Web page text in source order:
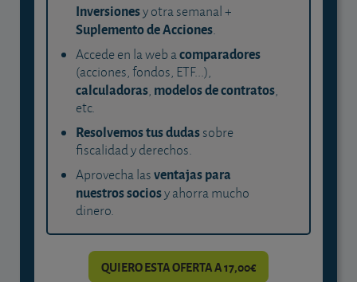
Inversionesy otra semanal +
Suplemento de Acciones.
Accede en la web acomparadores
(acciones, fondos, ETF...),
calculadoras, modelos de contratos,
etc.
Resolvemos tus dudassobre
fiscalidad y derechos.
Aprovecha lasventajas para
nuestros sociosy ahorra mucho
dinero.
QUIERO ESTA OFERTA A 17,00€